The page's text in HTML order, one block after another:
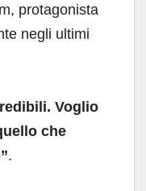
protagonista
negli ultimi
Voglio
che
.